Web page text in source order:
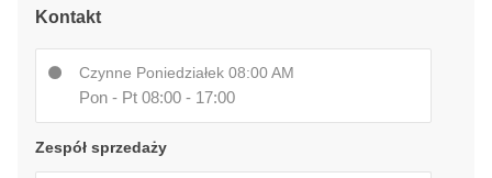
Kontakt
Czynne Poniedziałek 08:00 AM
Pon - Pt 08:00 - 17:00
Zespół sprzedaży